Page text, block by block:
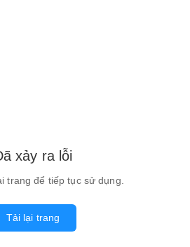
xảy ra lỗi
trang để tiếp tục sử dụng.
Tải lại trang